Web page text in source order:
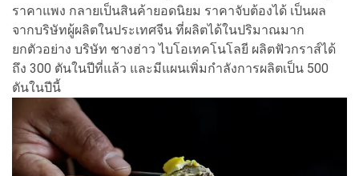
ราคาแพง กลายเป็นสินค้ายอดนิยม ราคาจับต้องได้ เป็นผล
จากบริษัทผู้ผลิตในประเทศจีน ที่ผลิตได้ในปริมาณมาก
ยกตัวอย่าง บริษัท ชางฮ่าว ไบโอเทคโนโลยี ผลิตฟัวกราส์ได้
ถึง 300 ตันในปีที่แล้ว และมีแผนเพิ่มกำลังการผลิตเป็น 500
ตันในปีนี้